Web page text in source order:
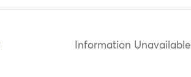
Information Unavailable